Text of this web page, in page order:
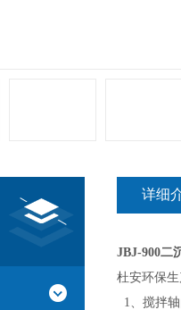
详细
JBJ-900二
杜安环保
1、搅拌